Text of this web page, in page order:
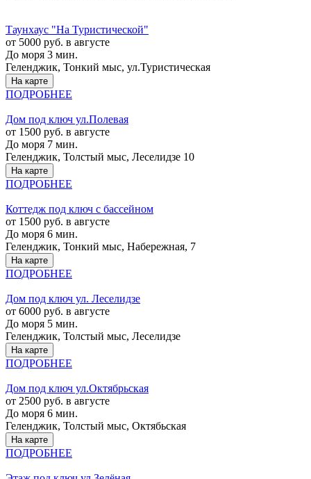
Таунхаус "На Туристической"
от 5000 руб. в августе
До моря 3 мин.
Геленджик, Тонкий мыс, ул.Туристическая
На карте
ПОДРОБНЕЕ
Дом под ключ ул.Полевая
от 1500 руб. в августе
До моря 7 мин.
Геленджик, Толстый мыс, Леселидзе 10
На карте
ПОДРОБНЕЕ
Коттедж под ключ с бассейном
от 1500 руб. в августе
До моря 6 мин.
Геленджик, Тонкий мыс, Набережная, 7
На карте
ПОДРОБНЕЕ
Дом под ключ ул. Леселидзе
от 6000 руб. в августе
До моря 5 мин.
Геленджик, Толстый мыс, Леселидзе
На карте
ПОДРОБНЕЕ
Дом под ключ ул.Октябрьская
от 2500 руб. в августе
До моря 6 мин.
Геленджик, Толстый мыс, Октябьская
На карте
ПОДРОБНЕЕ